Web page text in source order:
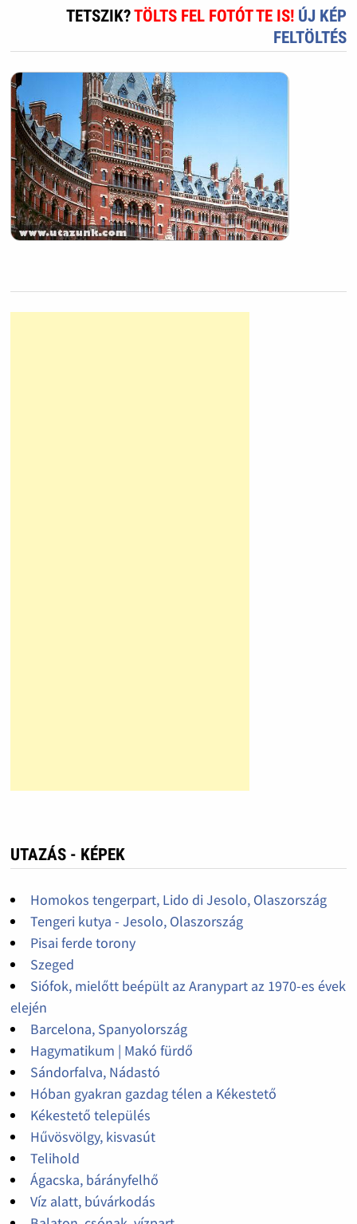
TETSZIK?TÖLTS FEL FOTÓT TE IS! ÚJ KÉP
FELTÖLTÉS
UTAZÁS - KÉPEK
Homokos tengerpart, Lido di Jesolo, Olaszország
Tengeri kutya - Jesolo, Olaszország
Pisai ferde torony
Szeged
Siófok, mielőtt beépült az Aranypart az 1970-es évek
elején
Barcelona, Spanyolország
Hagymatikum | Makó fürdő
Sándorfalva, Nádastó
Hóban gyakran gazdag télen a Kékestető
Kékestető település
Hűvösvölgy, kisvasút
Telihold
Ágacska, bárányfelhő
Víz alatt, búvárkodás